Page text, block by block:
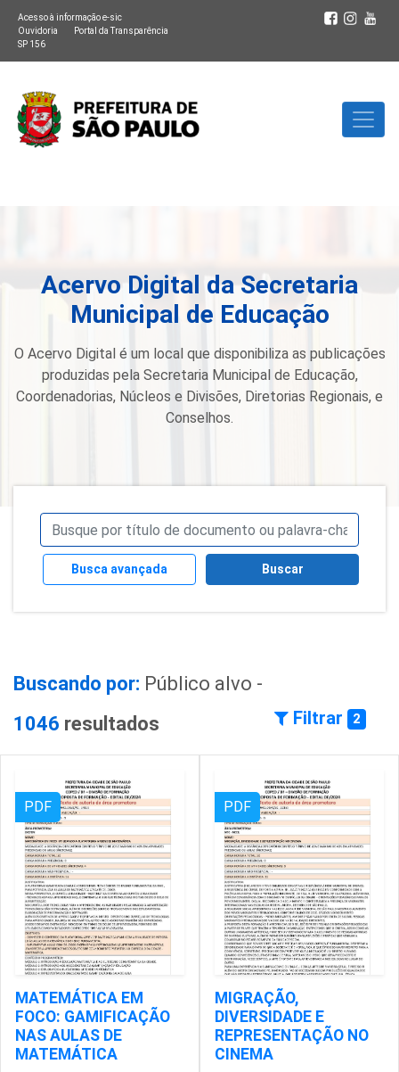
Acesso à informação e-sic
Ouvidoria
Portal da Transparência
SP 156
Acervo Digital da Secretaria
Municipal de Educação
O Acervo Digital é um local que disponibiliza as publicações
produzidas pela Secretaria Municipal de Educação,
Coordenadorias, Núcleos e Divisões, Diretorias Regionais, e
Conselhos.
Busca avançada Buscar
Buscando por: Público alvo -
1046 resultados Filtrar 2
PDF
MATEMÁTICA EM
FOCO: GAMIFICAÇÃO
NAS AULAS DE
MATEMÁTICA
PDF
MIGRAÇÃO,
DIVERSIDADE E
REPRESENTAÇÃO NO
CINEMA